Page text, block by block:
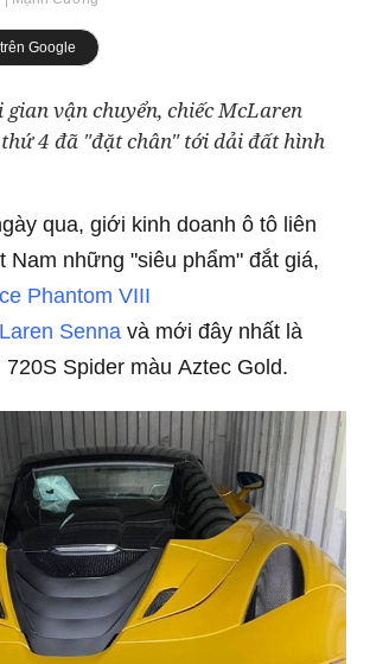
Google
gian vận chuyển, chiếc McLaren
thứ 4 đã "đặt chân" tới dải đất hình
qua, giới kinh doanh ô tô liên
Nam những "siêu phẩm" đắt giá,
Phantom VIII
Senna và mới đây nhất là
Spider màu Aztec Gold.